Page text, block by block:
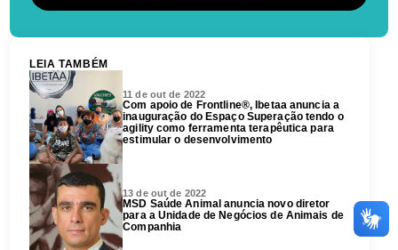
LEIA TAMBÉM
11 de out de 2022
Com apoio de Frontline®, Ibetaa anuncia a
inauguração do Espaço Superação tendo o
agility como ferramenta terapêutica para
estimular o desenvolvimento
13 de out de 2022
MSD Saúde Animal anuncia novo diretor
para a Unidade de Negócios de Animais de
Companhia